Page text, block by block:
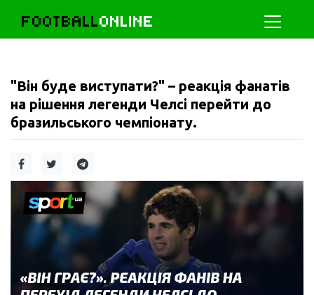
FOOTBALLONLINE
"Він буде виступати?" – реакція фанатів
на рішення легенди Челсі перейти до
бразильського чемпіонату.